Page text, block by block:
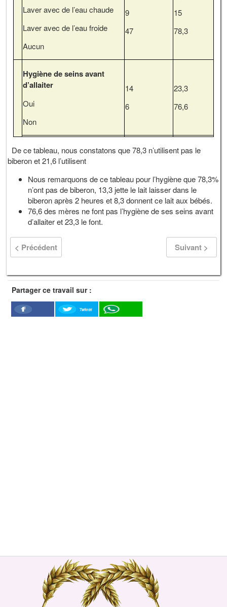
Laver avec de l’eau chaude
Laver avec de l’eau froide
Aucun
9
47
15
78,3
Hygiène de seins avant
d’allaiter
Oui
Non
14
6
23,3
76,6
De ce tableau, nous constatons que 78,3 n’utilisent pas le
biberon et 21,6 l’utilisent
Nous remarquons de ce tableau pour l’hygiène que 78,3%
n’ont pas de biberon, 13,3 jette le lait laisser dans le
biberon après 2 heures et 8,3 donnent ce lait aux bébés.
76,6 des mères ne font pas l’hygiène de ses seins avant
d’allaiter et 23,3 le font.
< Précédent Suivant >
Partager ce travail sur :
Facebook
Twitter